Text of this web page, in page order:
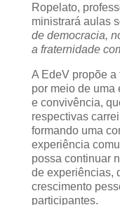
Ropelato,
ministrará aulas
de democracia,
a fraternidade
A EdeV propõe
por meio de uma
e convivência,
respectivas
formando uma
experiência
possa continuar
de experiências,
crescimento
participantes.